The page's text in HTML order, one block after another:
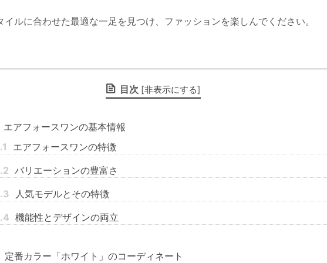
イルに合わせた最適な一足を見つけ、ファッションを楽しんでください。
目次 [非表示にする]
エアフォースワンの基本情報
エアフォースワンの特徴
バリエーションの豊富さ
人気モデルとその特徴
機能性とデザインの両立
定番カラー「ホワイト」のコーディネート